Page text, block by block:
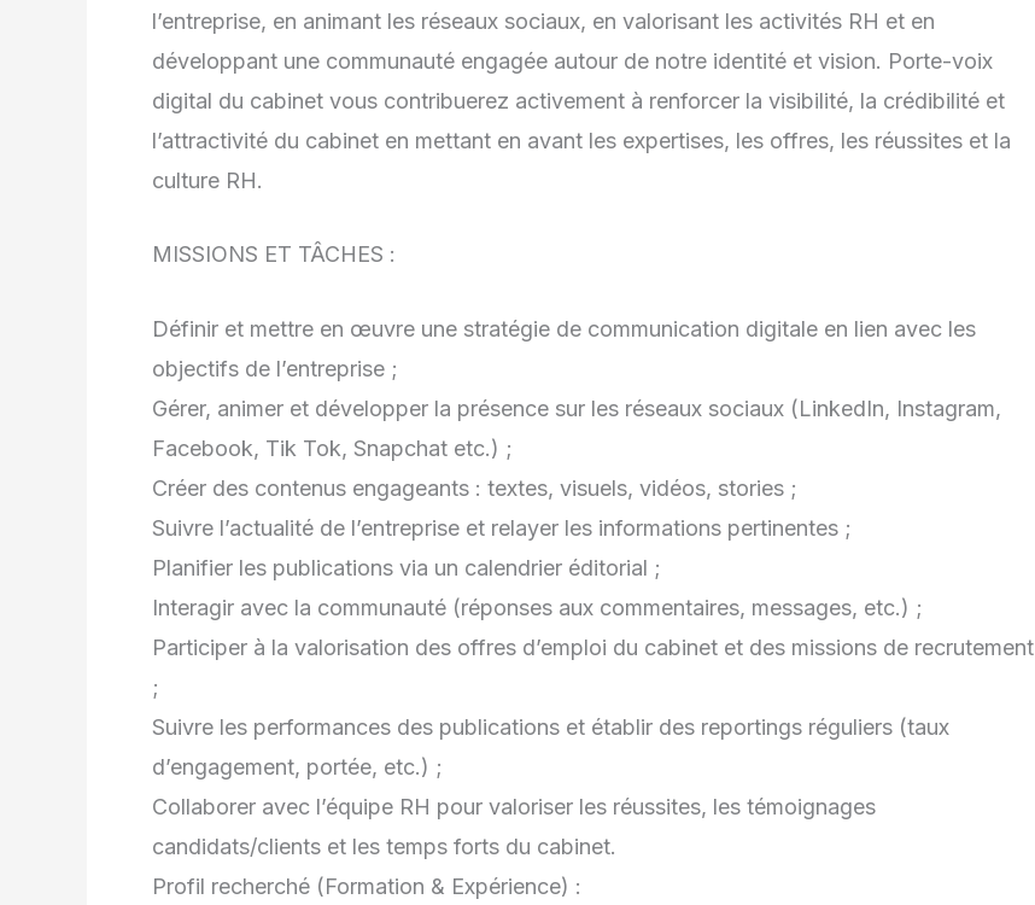
l’entreprise, en animant les réseaux sociaux, en valorisant les activités RH et en
développant une communauté engagée autour de notre identité et vision. Porte-voix
digital du cabinet vous contribuerez activement à renforcer la visibilité, la crédibilité et
l’attractivité du cabinet en mettant en avant les expertises, les offres, les réussites et la
culture RH.
MISSIONS ET TÂCHES :
Définir et mettre en œuvre une stratégie de communication digitale en lien avec les
objectifs de l’entreprise ;
Gérer, animer et développer la présence sur les réseaux sociaux (LinkedIn, Instagram,
Facebook, Tik Tok, Snapchat etc.) ;
Créer des contenus engageants : textes, visuels, vidéos, stories ;
Suivre l’actualité de l’entreprise et relayer les informations pertinentes ;
Planifier les publications via un calendrier éditorial ;
Interagir avec la communauté (réponses aux commentaires, messages, etc.) ;
Participer à la valorisation des offres d’emploi du cabinet et des missions de recrutement
;
Suivre les performances des publications et établir des reportings réguliers (taux
d’engagement, portée, etc.) ;
Collaborer avec l’équipe RH pour valoriser les réussites, les témoignages
candidats/clients et les temps forts du cabinet.
Profil recherché (Formation & Expérience) :